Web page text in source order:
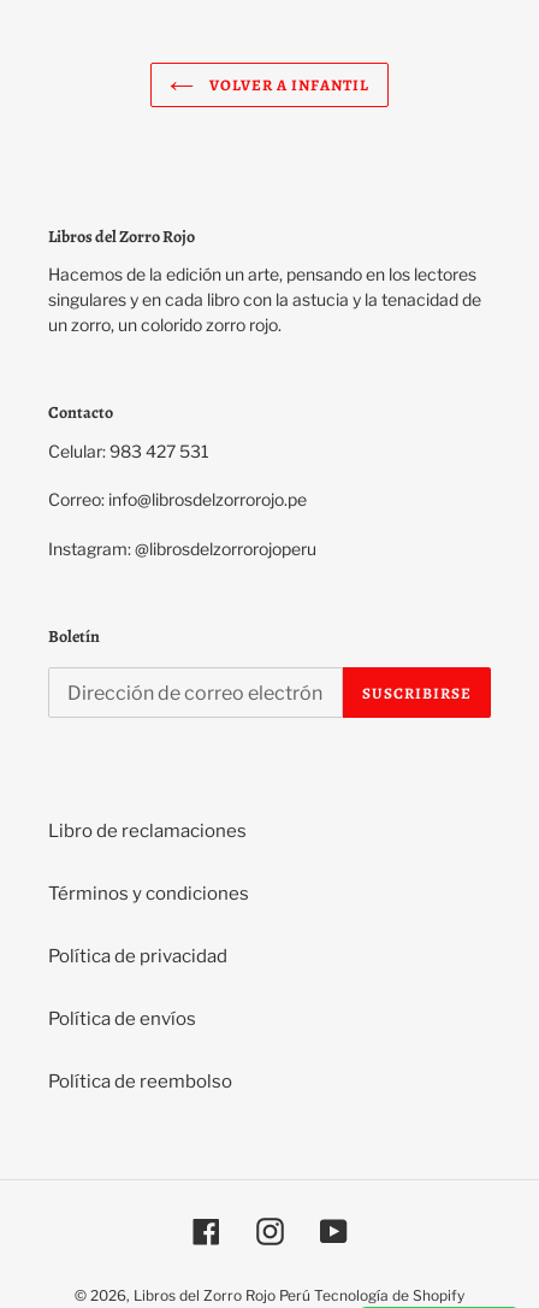
VOLVER A INFANTIL
Libros del Zorro Rojo
Hacemos de la edición un arte, pensando en los lectores
singulares y en cada libro con la astucia y la tenacidad de
un zorro, un colorido zorro rojo.
Contacto
Celular: 983 427 531
Correo: info@librosdelzorrorojo.pe
Instagram: @librosdelzorrorojoperu
Boletín
SUSCRIBIRSE
Libro de reclamaciones
Términos y condiciones
Política de privacidad
Política de envíos
Política de reembolso
FacebookInstagramYouTube
© 2026, Libros del Zorro Rojo Perú Tecnología de Shopify